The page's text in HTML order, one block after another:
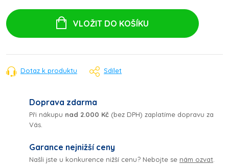
cena:
VLOŽIT DO KOŠÍKU
Dotaz k produktu Sdílet
Doprava zdarma
Při nákupu nad 2.000 Kč (bez DPH) zaplatíme dopravu za
Vás.
Garance nejnižší ceny
Našli jste u konkurence nižší cenu? Nebojte se nám ozvat.